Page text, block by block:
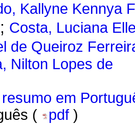
Kallyne Kennya
; Costa, Luciana
de Queiroz
Nilton Lopes de
resumo em
(
pdf )